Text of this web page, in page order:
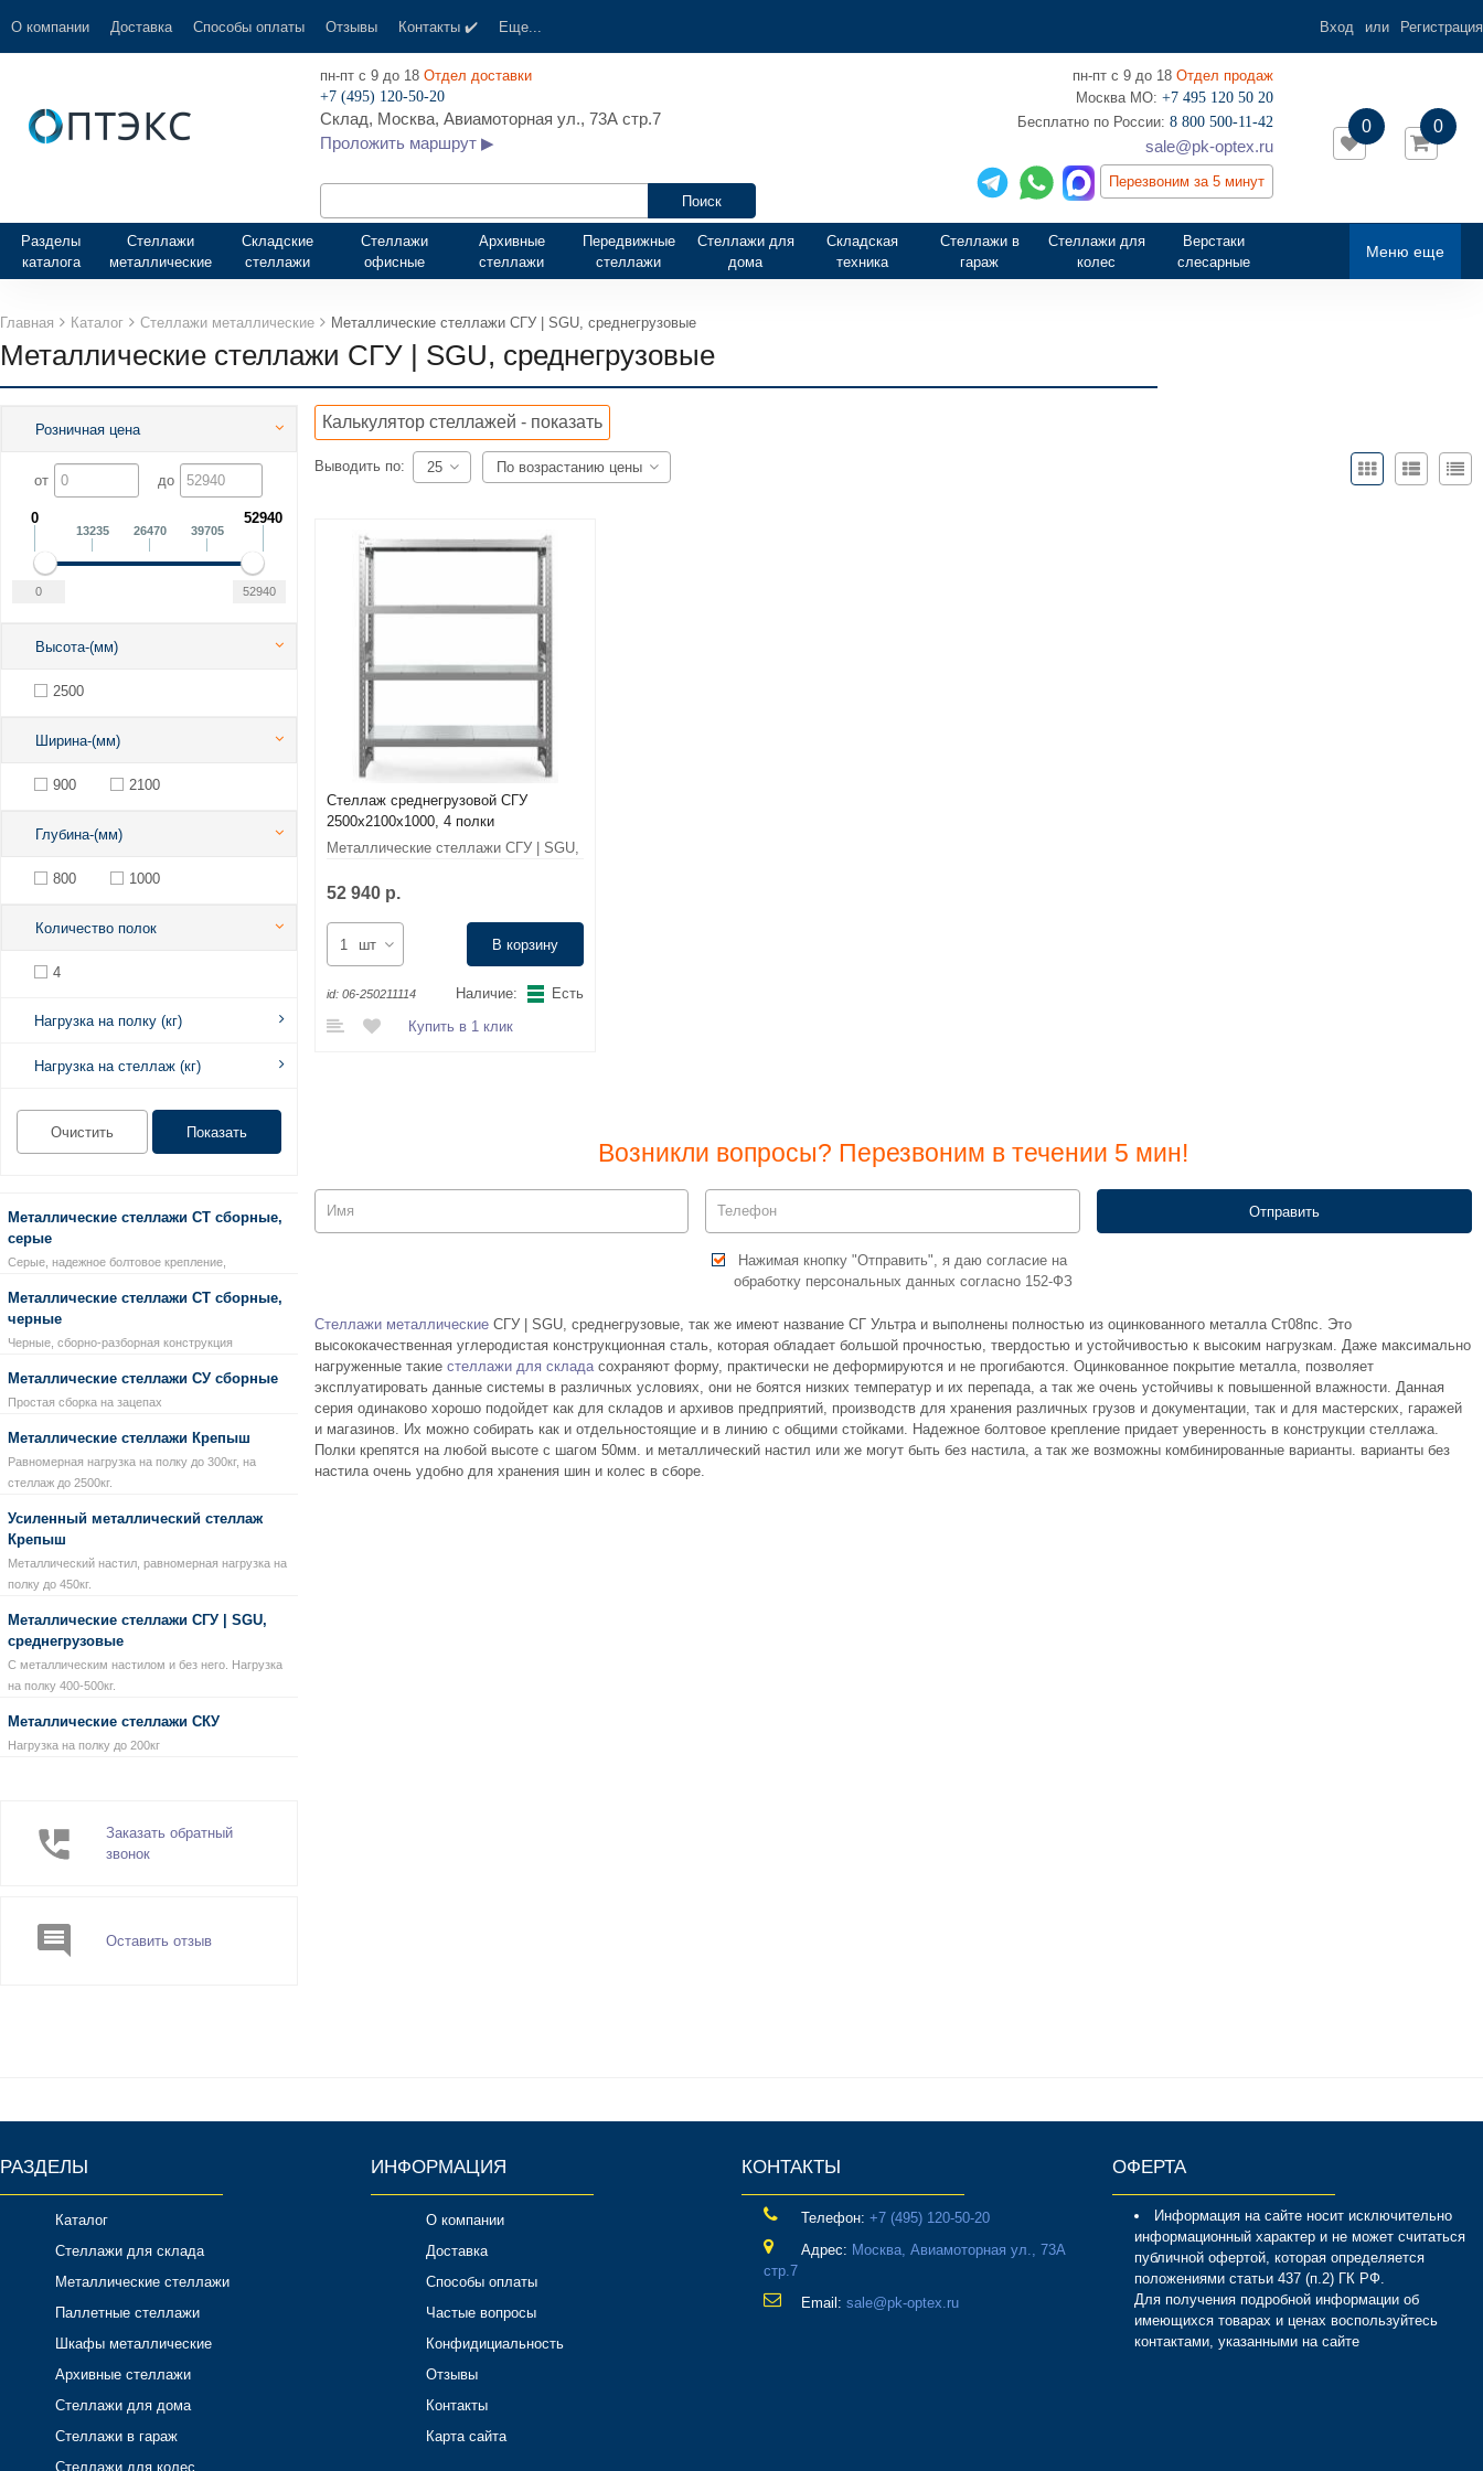
О компании Доставка Способы оплаты Отзывы Контакты ✔️ Еще... Вход или Регистрация
пн-пт с 9 до 18 Отдел доставки
+7 (495) 120-50-20
Склад, Москва, Авиамоторная ул., 73А стр.7
Проложить маршрут ▶
пн-пт с 9 до 18 Отдел продаж
Москва МО: +7 495 120 50 20
‎Бесплатно по России: 8 800 500-11-42
sale@pk-optex.ru
Перезвоним за 5 минут
0
0
Меню еще
Разделы
каталога
Стеллажи
металлические
Складские
стеллажи
Стеллажи
офисные
Архивные
стеллажи
Передвижные
стеллажи
Стеллажи для
дома
Складская
техника
Стеллажи в
гараж
Стеллажи для
колес
Верстаки
слесарные
Главная Каталог Стеллажи металлические Металлические стеллажи СГУ | SGU, среднегрузовые
Металлические стеллажи СГУ | SGU, среднегрузовые
Розничная цена
от до
0
13235 26470 39705
52940
Высота-(мм)
2500
Ширина-(мм)
900 2100
Глубина-(мм)
800 1000
Количество полок
4
Нагрузка на полку (кг)
Нагрузка на стеллаж (кг)
Металлические стеллажи СТ сборные,
серые
Серые, надежное болтовое крепление,
Металлические стеллажи СТ сборные,
черные
Черные, сборно-разборная конструкция
Металлические стеллажи СУ сборные
Простая сборка на зацепах
Металлические стеллажи Крепыш
Равномерная нагрузка на полку до 300кг, на
стеллаж до 2500кг.
Усиленный металлический стеллаж
Крепыш
Металлический настил, равномерная нагрузка на
полку до 450кг.
Металлические стеллажи СГУ | SGU,
среднегрузовые
С металлическим настилом и без него. Нагрузка
на полку 400-500кг.
Металлические стеллажи СКУ
Нагрузка на полку до 200кг
Заказать обратный
звонок
Оставить отзыв
Калькулятор стеллажей - показать
Выводить по: 25 По возрастанию цены
Стеллаж среднегрузовой СГУ
2500х2100х1000, 4 полки
Металлические стеллажи СГУ | SGU,
52 940 р.
шт В корзину
id: 06-250211114 Наличие:
Есть
Купить в 1 клик
Возникли вопросы? Перезвоним в течении 5 мин!
Нажимая кнопку "Отправить", я даю согласие на
обработку персональных данных согласно 152-ФЗ
Стеллажи металлические СГУ | SGU, среднегрузовые, так же имеют название СГ Ультра и выполнены полностью из оцинкованного металла Ст08пс. Это
высококачественная углеродистая конструкционная сталь, которая обладает большой прочностью, твердостью и устойчивостью к высоким нагрузкам. Даже максимально
нагруженные такие стеллажи для складасохраняют форму, практически не деформируются и не прогибаются. Оцинкованное покрытие металла, позволяет
эксплуатировать данные системы в различных условиях, они не боятся низких температур и их перепада, а так же очень устойчивы к повышенной влажности. Данная
серия одинаково хорошо подойдет как для складов и архивов предприятий, производств для хранения различных грузов и документации, так и для мастерских, гаражей
и магазинов. Их можно собирать как и отдельностоящие и в линию с общими стойками. Надежное болтовое крепление придает уверенность в конструкции стеллажа.
Полки крепятся на любой высоте с шагом 50мм. и металлический настил или же могут быть без настила, а так же возможны комбинированные варианты. варианты без
настила очень удобно для хранения шин и колес в сборе.
РАЗДЕЛЫ
Каталог
Стеллажи для склада
Металлические стеллажи
Паллетные стеллажи
Шкафы металлические
Архивные стеллажи
Стеллажи для дома
Стеллажи в гараж
Стеллажи для колес
ИНФОРМАЦИЯ
О компании
Доставка
Способы оплаты
Частые вопросы
Конфидициальность
Отзывы
Контакты
Карта сайта
КОНТАКТЫ
Телефон: ‎+7 (495) 120-50-20
Адрес: Москва, Авиамоторная ул., 73А
стр.7
Email: sale@pk-optex.ru
ОФЕРТА
Информация на сайте носит исключительно
информационный характер и не может считаться
публичной офертой, которая определяется
положениями статьи 437 (п.2) ГК РФ.
Для получения подробной информации об
имеющихся товарах и ценах воспользуйтесь
контактами, указанными на сайте